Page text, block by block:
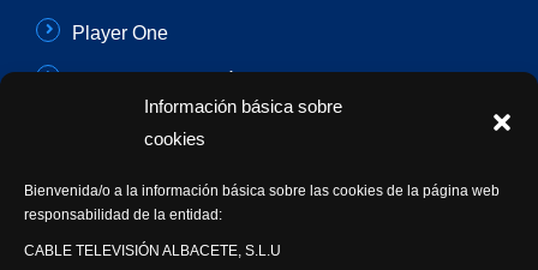
Información básica sobre
cookies
Bienvenida/o a la información básica sobre las cookies de la página web
responsabilidad de la entidad:
CABLE TELEVISIÓN ALBACETE, S.L.U
Player One
Síguenos